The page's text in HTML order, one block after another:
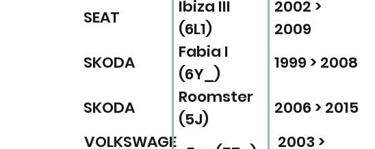
SEAT
Ibiza III
(6L1)
2002 >
2009
SKODA
Fabia I
(6Y_)
1999 > 2008
SKODA
Roomster
(5J)
2006 > 2015
VOLKSWAGE
2003 >